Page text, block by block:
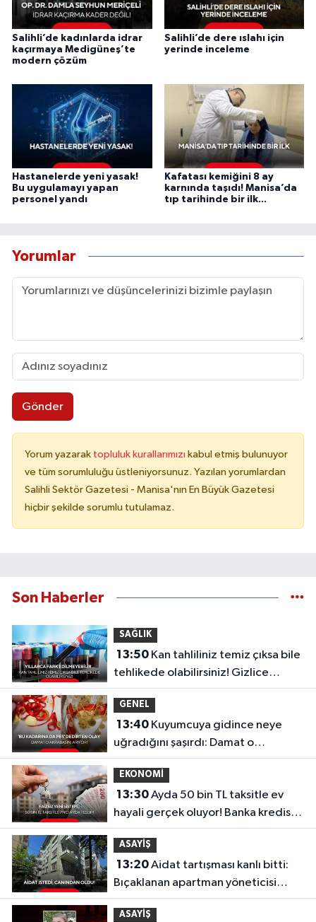
Salihli’de kadınlarda idrar
kaçırmaya Medigüneş’te
modern çözüm
Salihli’de dere ıslahı için
yerinde inceleme
Hastanelerde yeni yasak!
Bu uygulamayı yapan
personel yandı
Kafatası kemiğini 8 ay
karnında taşıdı! Manisa’da
tıp tarihinde bir ilk...
Yorumlar
Gönder
Yorum yazarak topluluk kurallarımızı kabul etmiş bulunuyor
ve tüm sorumluluğu üstleniyorsunuz. Yazılan yorumlardan
Salihli Sektör Gazetesi - Manisa'nın En Büyük Gazetesi
hiçbir şekilde sorumlu tutulamaz.
Son Haberler
SAĞLIK
13:50Kan tahliliniz temiz çıksa bile
tehlikede olabilirsiniz! Gizlice
ilerleyen o sinsi tehlike...
GENEL
13:40Kuyumcuya gidince neye
uğradığını şaşırdı: Damat o
akrabasını arıyor!
EKONOMİ
13:30Ayda 50 bin TL taksitle ev
hayali gerçek oluyor! Banka kredisiz,
faizsiz yeni sistem...
ASAYİŞ
13:20Aidat tartışması kanlı bitti:
Bıçaklanan apartman yöneticisi
hayatını kaybetti!
ASAYİŞ